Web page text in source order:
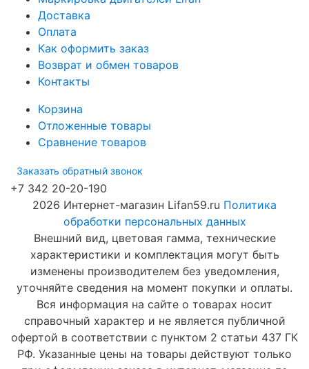
Доставка
Оплата
Как оформить заказ
Возврат и обмен товаров
Контакты
Корзина
Отложенные товары
Сравнение товаров
Заказать обратный звонок
+7 342 20-20-190
2026 Интернет-магазин Lifan59.ru Политика
обработки персональных данных
Внешний вид, цветовая гамма, технические
характеристики и комплектация могут быть
изменены производителем без уведомления,
уточняйте сведения на момент покупки и оплаты.
Вся информация на сайте о товарах носит
справочный характер и не является публичной
офертой в соответствии с пунктом 2 статьи 437 ГК
РФ. Указанные цены на товары действуют только